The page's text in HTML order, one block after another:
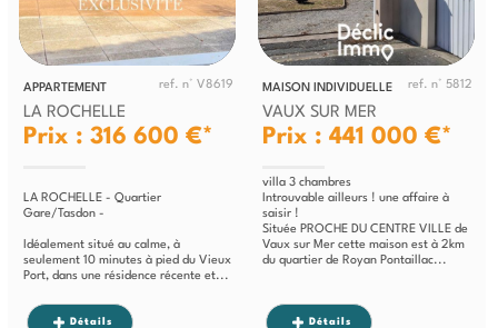
APPARTEMENT ref. n° V8619
LA ROCHELLE
Prix : 316 600 €*
LA ROCHELLE - Quartier
Gare/Tasdon -
Idéalement situé au calme, à
seulement 10 minutes à pied du Vieux
Port, dans une résidence récente et...
Détails
MAISON INDIVIDUELLE ref. n° 5812
VAUX SUR MER
Prix : 441 000 €*
villa 3 chambres
Introuvable ailleurs ! une affaire à
saisir !
Située PROCHE DU CENTRE VILLE de
Vaux sur Mer cette maison est à 2km
du quartier de Royan Pontaillac...
Détails